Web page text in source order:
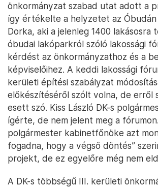
önkormányzat szabad utat adott a
így értékelte a helyzetet az Óbudán
Dorka, aki a jelenleg 1400 lakásosra
óbudai lakóparkról szóló lakossági
kérdést az önkormányzathoz és a
képviselőihez. A keddi lakossági
kerületi építési szabályzat
előkészítéséről szólt volna, de erről
esett szó. Kiss László DK-s
ígérte, de nem jelent meg a
polgármester kabinetfőnöke azt
fogadna, hogy a végső döntés”
projekt, de ez egyelőre még nem
A DK-s többségű III. kerületi